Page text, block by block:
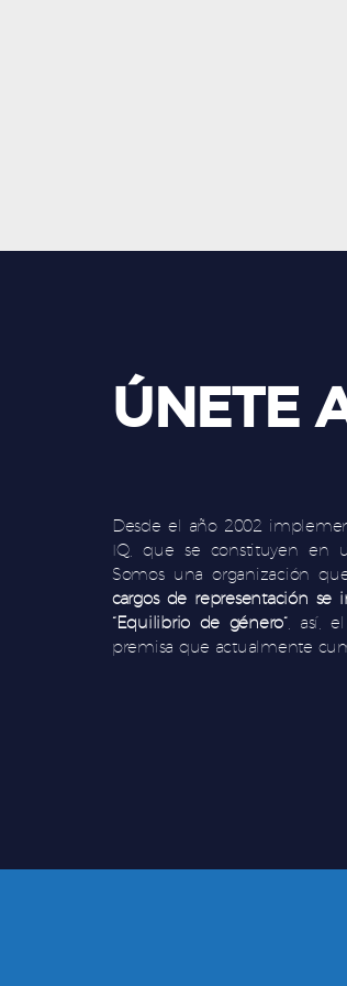
ÚNETE
Desde el año 2002
IQ, que se constituyen en
Somos una organización
cargos de representación
“Equilibrio de género”, así,
premisa que actualmente